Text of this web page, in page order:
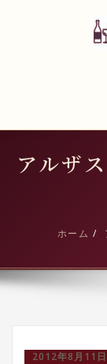
プ
LIQUOR
アルザ
ホーム
2012年8月11日